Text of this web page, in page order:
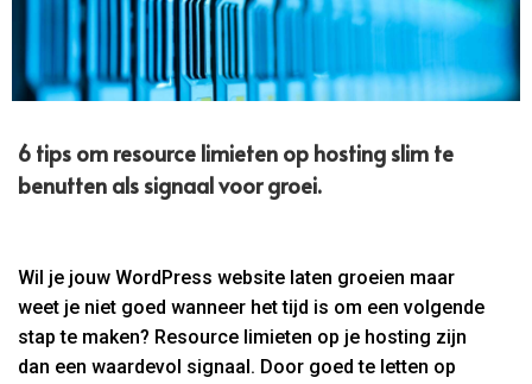
6 tips om resource limieten op hosting slim te
benutten als signaal voor groei.
Wil je jouw WordPress website laten groeien maar
weet je niet goed wanneer het tijd is om een volgende
stap te maken? Resource limieten op je hosting zijn
dan een waardevol signaal. Door goed te letten op